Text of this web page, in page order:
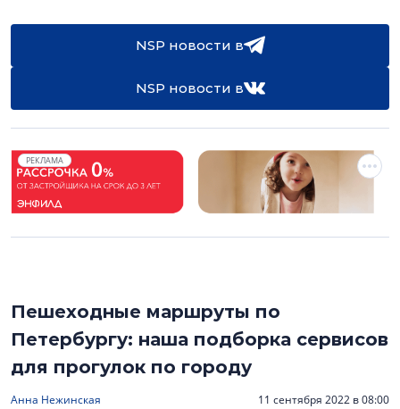
NSP новости в
NSP новости в
РЕКЛАМА
Пешеходные маршруты по
Петербургу: наша подборка сервисов
для прогулок по городу
Анна Нежинская 11 сентября 2022 в 08:00